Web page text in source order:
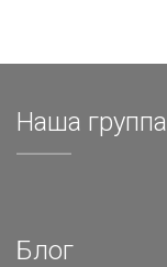
Наша группа
Блог